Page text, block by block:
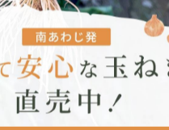
ードが現地体験
玉ねぎ体験が広がる理由
兵庫県南あわじ市や加古郡